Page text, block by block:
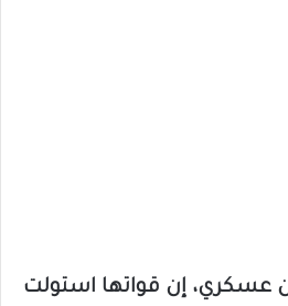
عسكري، إن قواتها استولت